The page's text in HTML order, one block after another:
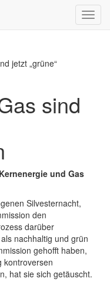
jetzt „grüne“
sind
und Gas
Silvesternacht,
den
darüber
nachhaltig und grün
gehofft haben,
kontroversen
hat sie sich getäuscht.